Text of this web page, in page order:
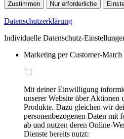
Zustimmen Nur erforderliche
Datenschutzerklärung
Individuelle Datenschutz-
Marketing per Customer-Match
Mit deiner Einwilligung
unserer Website über Aktionen
Produkte. Dazu gleichen wir
personenbezogenen Daten mit
ab und nutzen deren Online-
Dienste bereits nutzt: